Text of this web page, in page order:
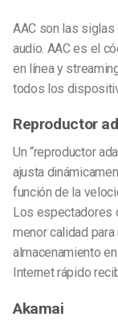
AAC son las siglas
audio. AAC es el
en línea y
todos los
Reproductor
Un “reproductor
ajusta
función de la
Los espectadores
menor calidad
almacenamiento
Internet rápido
Akamai